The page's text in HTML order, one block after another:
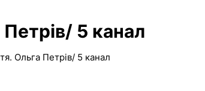
5 канал
Ольга Петрів/ 5 канал